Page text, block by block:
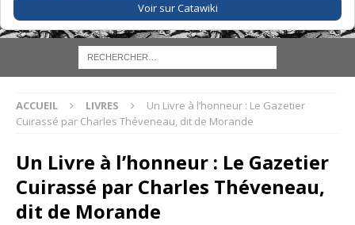
Voir sur Catawiki
ACCUEIL LIVRES
Un Livre à l’honneur : Le Gazetier
Cuirassé par Charles Théveneau, dit de Morande
Un Livre à l’honneur : Le Gazetier
Cuirassé par Charles Théveneau,
dit de Morande